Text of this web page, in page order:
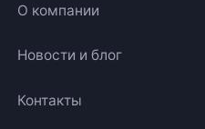
О компании
Новости и блог
Контакты